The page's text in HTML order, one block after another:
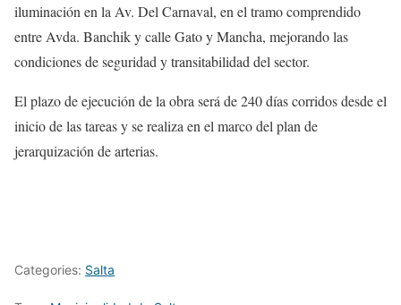
iluminación en la Av. Del Carnaval, en el tramo comprendido
entre Avda. Banchik y calle Gato y Mancha, mejorando las
condiciones de seguridad y transitabilidad del sector.
El plazo de ejecución de la obra será de 240 días corridos desde el
inicio de las tareas y se realiza en el marco del plan de
jerarquización de arterias.
Categories: Salta